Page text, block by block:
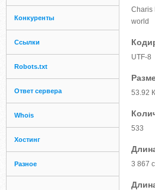
Конкуренты
Ссылки
Robots.txt
Ответ сервера
Whois
Хостинг
Разное
Charis
world
UTF-8
53.92
533
3 867